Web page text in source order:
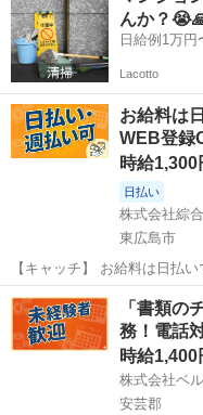
んか？
Lacotto
お給料は
WEB登録
時給1,300
日払い
株式会社綜
東広島市
【キャッチ】 お給料は日払
OK！「生産数の入力事務」
のスタッフが多数活躍中★ 【コメント】 弊社なら事前の職場見学が多
数！お仕事安心スター...
広島 東広島市 一般事
「書類の
務！電話
時給1,400
株式会社ベ
安芸郡